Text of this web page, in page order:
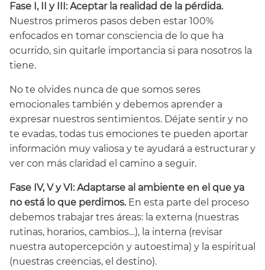
Fase I, II y III: Aceptar la realidad de la pérdida.
Nuestros primeros pasos deben estar 100%
enfocados en tomar consciencia de lo que ha
ocurrido, sin quitarle importancia si para nosotros la
tiene.
No te olvides nunca de que somos seres
emocionales también y debemos aprender a
expresar nuestros sentimientos. Déjate sentir y no
te evadas, todas tus emociones te pueden aportar
información muy valiosa y te ayudará a estructurar y
ver con más claridad el camino a seguir.
Fase IV, V y VI: Adaptarse al ambiente en el que ya
no está lo que perdimos. En esta parte del proceso
debemos trabajar tres áreas: la externa (nuestras
rutinas, horarios, cambios…), la interna (revisar
nuestra autopercepción y autoestima) y la espiritual
(nuestras creencias, el destino).